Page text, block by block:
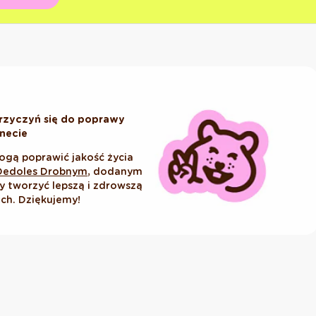
się do poprawy
poprawić jakość życia
Drobnym, dodanym
tworzyć lepszą i zdrowszą
Dziękujemy!